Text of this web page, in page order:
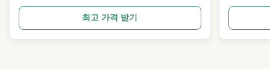
중 1. 고객이 전 세계적으로 지정한 안테나 하중 면
적. 2. 고객이 요청한 풍속. 3. 고객이 지정한 처짐 및
비틀림 각도, 노출 범주, 지형 범주. 4 구조 분류 II,
최고 가격 받기
고객들의
스트 앵글,